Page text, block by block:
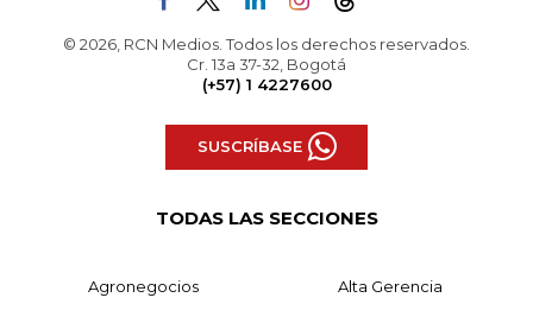
© 2026, RCN Medios. Todos los derechos reservados.
Cr. 13a 37-32, Bogotá
(+57) 1 4227600
SUSCRÍBASE
TODAS LAS SECCIONES
Agronegocios Alta Gerencia